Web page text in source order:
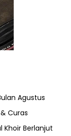
Agustus
Curas
Khoir Berlanjut